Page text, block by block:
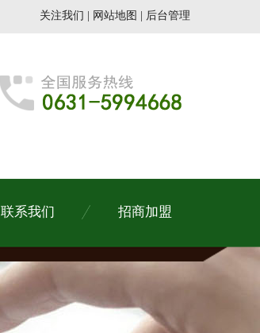
关注我们 网站地图 后台管理
联系我们 招商加盟